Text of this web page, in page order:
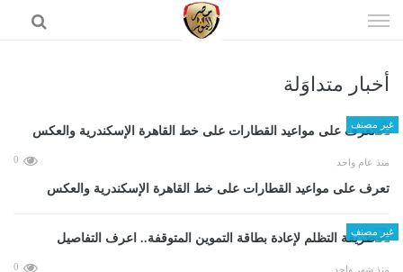
الى
أخبار متداوَلة
غير مصنف
منذ عام واحد 0
تعرف على مواعيد القطارات على خط القاهرة الإسكندرية والعكس
غير مصنف
منذ شهر واحد 0